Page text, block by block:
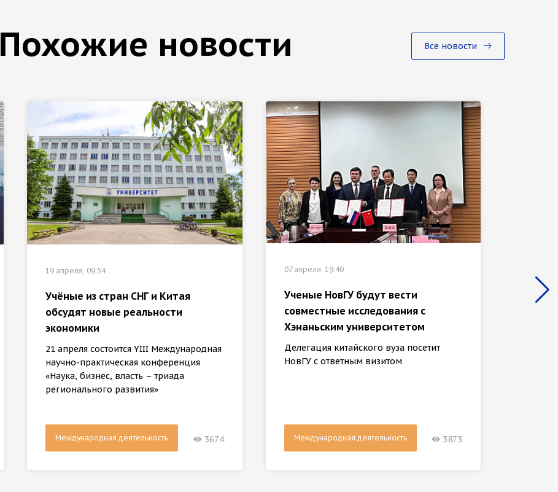
Похожие новости Все новости
19 апреля, 09:54
Учёные из стран СНГ и Китая
обсудят новые реальности
экономики
21 апреля состоится YIII Международная
научно-практическая конференция
«Наука, бизнес, власть – триада
регионального развития»
Международная деятельность 3674
07 апреля, 19:40
Ученые НовГУ будут вести
совместные исследования с
Хэнаньским университетом
Делегация китайского вуза посетит
НовГУ с ответным визитом
Международная деятельность 3873